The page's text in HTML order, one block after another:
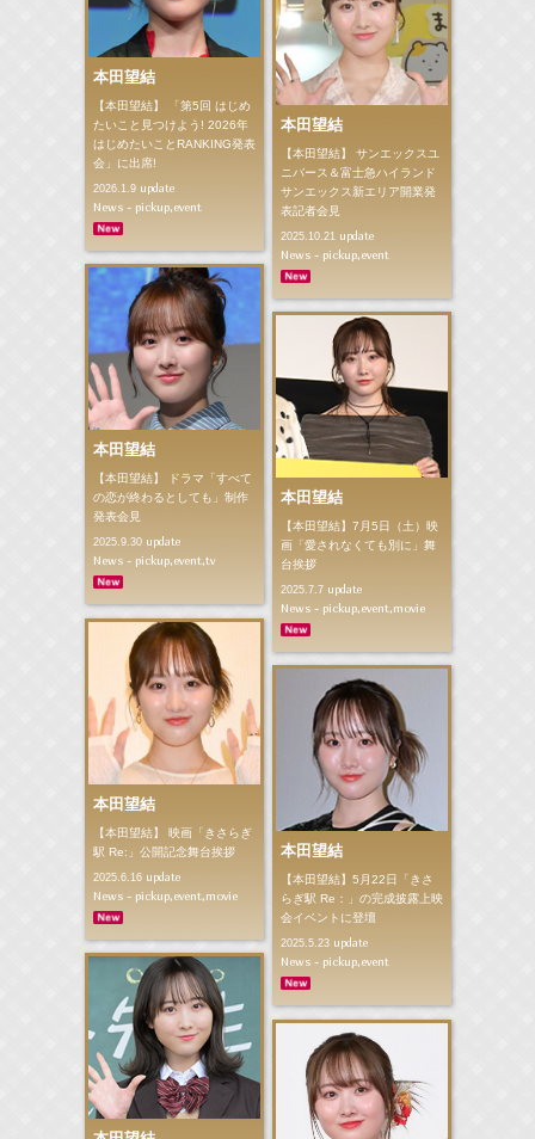
本田望結
【本田望結】 「第5回 はじめ
たいこと見つけよう! 2026年
はじめたいことRANKING発表
会」に出席!
2026.1.9update
News - pickup,event
本田望結
【本田望結】 サンエックスユ
ニバース＆富士急ハイランド
サンエックス新エリア開業発
表記者会見
2025.10.21 update
News - pickup,event
本田望結
【本田望結】 ドラマ「すべて
の恋が終わるとしても」制作
発表会見
2025.9.30update
News - pickup,event,tv
本田望結
【本田望結】7月5日（土）映
画「愛されなくても別に」舞
台挨拶
2025.7.7update
News - pickup,event,movie
本田望結
【本田望結】 映画「きさらぎ
駅 Re:」公開記念舞台挨拶
2025.6.16update
News - pickup,event,movie
本田望結
【本田望結】5月22日「きさ
らぎ駅 Re：」の完成披露上映
会イベントに登壇
2025.5.23update
News - pickup,event